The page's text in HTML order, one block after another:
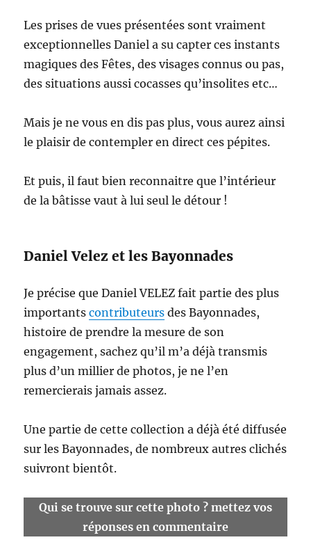
Les prises de vues présentées sont vraiment
exceptionnelles Daniel a su capter ces instants
magiques des Fêtes, des visages connus ou pas,
des situations aussi cocasses qu’insolites etc…
Mais je ne vous en dis pas plus, vous aurez ainsi
le plaisir de contempler en direct ces pépites.
Et puis, il faut bien reconnaitre que l’intérieur
de la bâtisse vaut à lui seul le détour !
Daniel Velez et les Bayonnades
Je précise que Daniel VELEZ fait partie des plus
importantscontributeurs des Bayonnades,
histoire de prendre la mesure de son
engagement, sachez qu’il m’a déjà transmis
plus d’un millier de photos, je ne l’en
remercierais jamais assez.
Une partie de cette collection a déjà été diffusée
sur les Bayonnades, de nombreux autres clichés
suivront bientôt.
Qui se trouve sur cette photo ? mettez vos
réponses en commentaire